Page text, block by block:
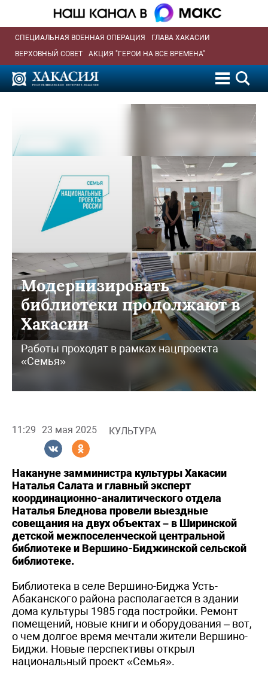
СПЕЦИАЛЬНАЯ ВОЕННАЯ ОПЕРАЦИЯ
ГЛАВА ХАКАСИИ
ВЕРХОВНЫЙ СОВЕТ
АКЦИЯ "ГЕРОИ НА ВСЕ ВРЕМЕНА"
Модернизировать
библиотеки продолжают в
Хакасии
Работы проходят в рамках нацпроекта
«Семья»
11:29 23 мая 2025 КУЛЬТУРА
Накануне замминистра культуры Хакасии
Наталья Салата и главный эксперт
координационно-аналитического отдела
Наталья Бледнова провели выездные
совещания на двух объектах – в Ширинской
детской межпоселенческой центральной
библиотеке и Вершино-Биджинской сельской
библиотеке.
Библиотека в селе Вершино-Биджа Усть-
Абаканского района располагается в здании
дома культуры 1985 года постройки. Ремонт
помещений, новые книги и оборудования – вот,
о чем долгое время мечтали жители Вершино-
Биджи. Новые перспективы открыл
национальный проект «Семья».